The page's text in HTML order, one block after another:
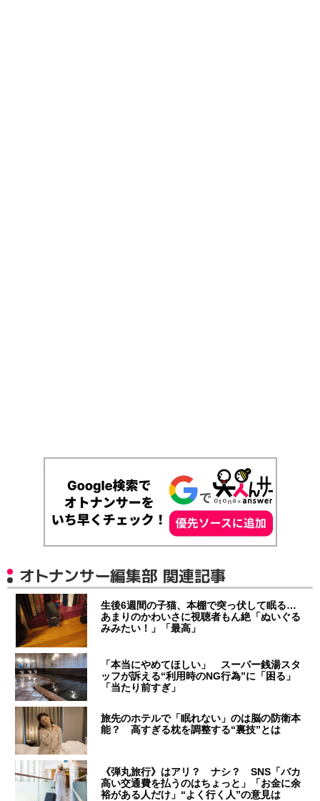
オトナンサー編集部 関連記事
生後6週間の子猫、本棚で突っ伏して眠る…
あまりのかわいさに視聴者もん絶「ぬいぐる
みみたい！」「最高」
「本当にやめてほしい」 スーパー銭湯スタ
ッフが訴える“利用時のNG行為”に「困る」
「当たり前すぎ」
旅先のホテルで「眠れない」のは脳の防衛本
能？ 高すぎる枕を調整する“裏技”とは
《弾丸旅行》はアリ？ ナシ？ SNS「バカ
高い交通費を払うのはちょっと」「お金に余
裕がある人だけ」“よく行く人”の意見は